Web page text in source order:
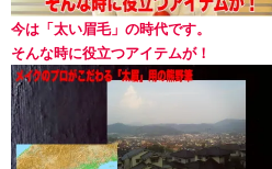
今は「太い眉毛」の時代です。
そんな時に役立つアイテムが！